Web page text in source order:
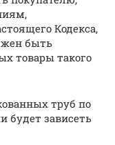
Кодекса,
быть
товары такого
труб по
будет зависеть